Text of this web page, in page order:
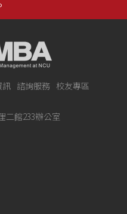
訊 諮詢服務 校友專區
二館233辦公室